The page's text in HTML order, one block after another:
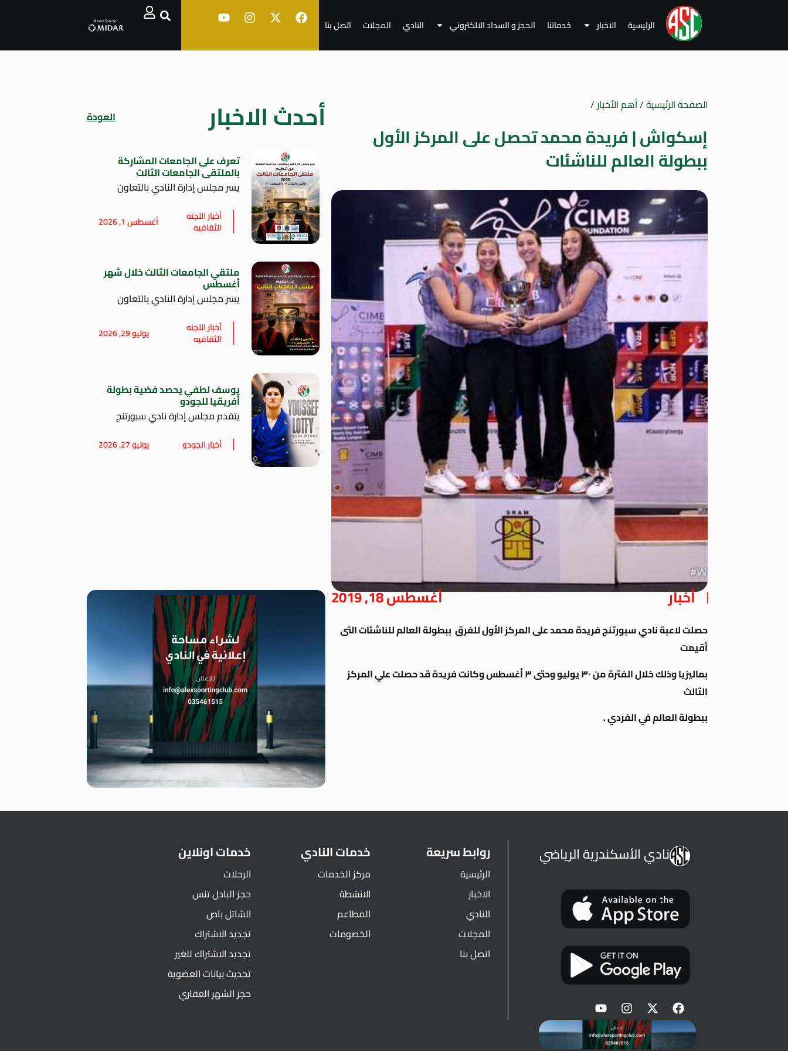
الرئيسية الاخبار خدماتنا الحجز و السداد الالكتروني النادي المجلات اتصل بنا
الصفحة الرئيسية/أهم الأخبار/
إسكواش | فريدة محمد تحصل على المركز الأول
ببطولة العالم للناشئات
أخبار أغسطس 18, 2019
حصلت لاعبة نادي سبورتنج فريدة محمد على المركز الأول للفرق ببطولة العالم للناشئات التى
أقيمت
بماليزيا وذلك خلال الفترة من ٣٠ يوليو وحتى ٣ أغسطس وكانت فريدة قد حصلت علي المركز
الثالث
ببطولةالعالم في الفردي .
أحدث الاخبار العودة
تعرف على الجامعات المشاركة
بالملتقى الجامعات الثالث
يسر مجلس إدارة النادي بالتعاون
أخبار اللجنه
الثقافيه أغسطس 1, 2026
ملتقي الجامعات الثالث خلال شهر
أغسطس
يسر مجلس إدارة النادي بالتعاون
أخبار اللجنه
الثقافيه يوليو 29, 2026
يوسف لطفي يحصد فضية بطولة
أفريقيا للجودو
يتقدم مجلس إدارة نادي سبورتنج
أخبار الجودو يوليو 27, 2026
نادي الأسكندرية الرياضي روابط سريعة
الرئيسية
الاخبار
النادي
المجلات
اتصل بنا
خدمات النادي
مركز الخدمات
الانشطة
المطاعم
الخصومات
خدمات اونلاين
الرحلات
حجز البادل تنس
الشاتل باص
تجديد الاشتراك
تجديد الاشتراك للغير
تحديث بيانات العضوية
حجز الشهر العقاري